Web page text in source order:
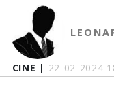
CINE | 22-02-2024